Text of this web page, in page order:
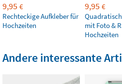
9,95 €
Rechteckige Aufkleber für
Hochzeiten
9,95 €
mit Foto &
Hochzeiten
Andere interessante